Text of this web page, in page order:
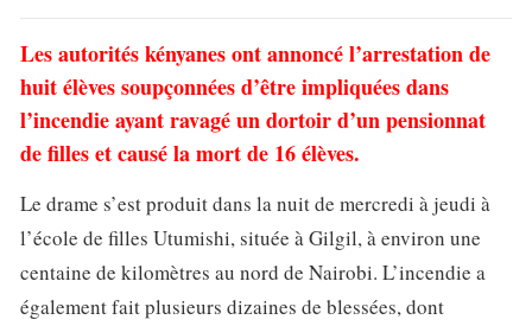
Les autorités kényanes ont annoncé l’arrestation de
huit élèves soupçonnées d’être impliquées dans
l’incendie ayant ravagé un dortoir d’un pensionnat
de filles et causé la mort de 16 élèves.
Le drame s’est produit dans la nuit de mercredi à jeudi à
l’école de filles Utumishi, située à Gilgil, à environ une
centaine de kilomètres au nord de Nairobi. L’incendie a
également fait plusieurs dizaines de blessées, dont